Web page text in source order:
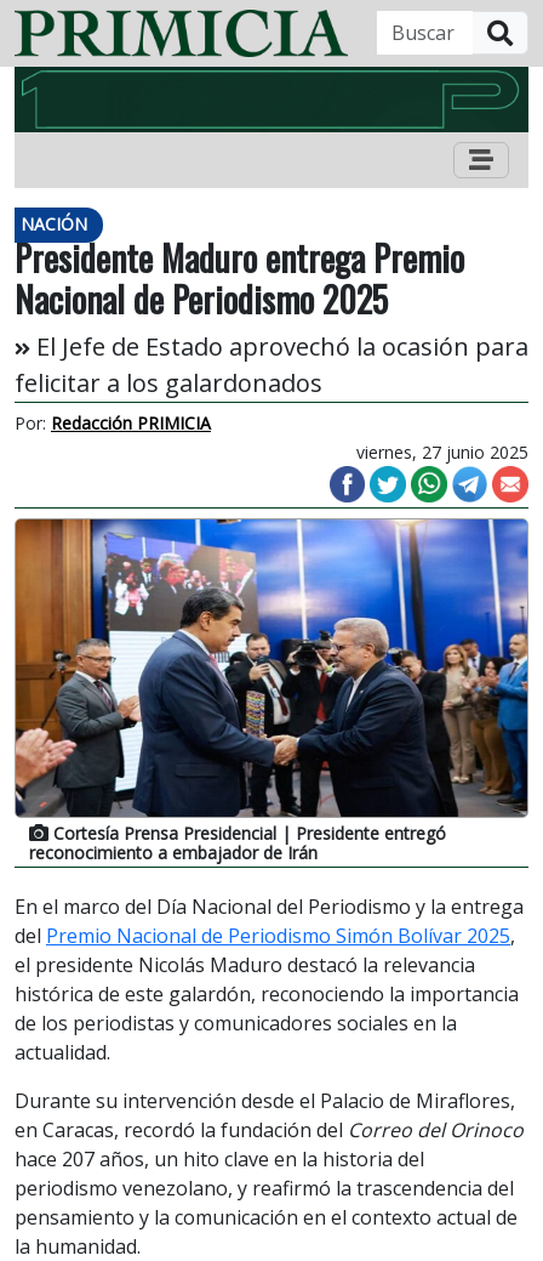
NACIÓN
Presidente Maduro entrega Premio
Nacional de Periodismo 2025
El Jefe de Estado aprovechó la ocasión para
felicitar a los galardonados
Por: Redacción PRIMICIA
viernes, 27 junio 2025
Cortesía Prensa Presidencial | Presidente entregó
reconocimiento a embajador de Irán
En el marco del Día Nacional del Periodismo y la entrega
del Premio Nacional de Periodismo Simón Bolívar 2025,
el presidente Nicolás Maduro destacó la relevancia
histórica de este galardón, reconociendo la importancia
de los periodistas y comunicadores sociales en la
actualidad.
Durante su intervención desde el Palacio de Miraflores,
en Caracas, recordó la fundación del Correo del Orinoco
hace 207 años, un hito clave en la historia del
periodismo venezolano, y reafirmó la trascendencia del
pensamiento y la comunicación en el contexto actual de
la humanidad.